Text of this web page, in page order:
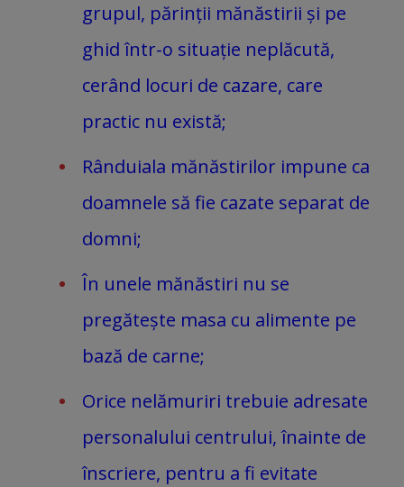
grupul, părinții mănăstirii și pe
ghid într-o situație neplăcută,
cerând locuri de cazare, care
practic nu există;
Rânduiala mănăstirilor impune ca
doamnele să fie cazate separat de
domni;
În unele mănăstiri nu se
pregătește masa cu alimente pe
bază de carne;
Orice nelămuriri trebuie adresate
personalului centrului, înainte de
înscriere, pentru a fi evitate